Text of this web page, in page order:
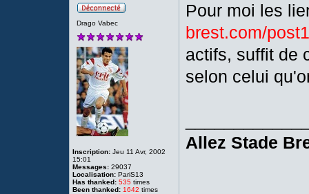
Drago Vabec
Inscription: Jeu 11 Avr, 2002
15:01
Messages: 29037
Localisation: PariS13
Has thanked: 535 times
Been thanked: 1642 times
Pour moi les
brest.com/
actifs, suffit de
selon celui
Allez Stade